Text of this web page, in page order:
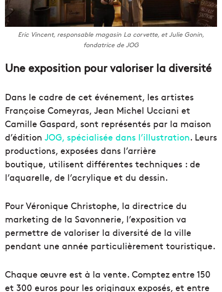
Eric Vincent, responsable magasin La corvette, et Julie Gonin,
fondatrice de JOG
Une exposition pour valoriser la diversité
Dans le cadre de cet événement, les artistes
Françoise Comeyras, Jean Michel Ucciani et
Camille Gaspard, sont représentés par la maison
d’édition JOG, spécialisée dans l’illustration. Leurs
productions, exposées dans l’arrière
boutique, utilisent différentes techniques : de
l’aquarelle, de l’acrylique et du dessin.
Pour Véronique Christophe, la directrice du
marketing de la Savonnerie, l’exposition va
permettre de valoriser la diversité de la ville
pendant une année particulièrement touristique.
Chaque œuvre est à la vente. Comptez entre 150
et 300 euros pour les originaux exposés, et entre